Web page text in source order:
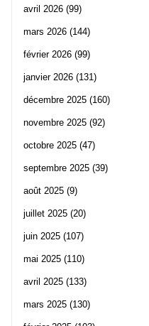
avril 2026 (99)
mars 2026 (144)
février 2026 (99)
janvier 2026 (131)
décembre 2025 (160)
novembre 2025 (92)
octobre 2025 (47)
septembre 2025 (39)
août 2025 (9)
juillet 2025 (20)
juin 2025 (107)
mai 2025 (110)
avril 2025 (133)
mars 2025 (130)